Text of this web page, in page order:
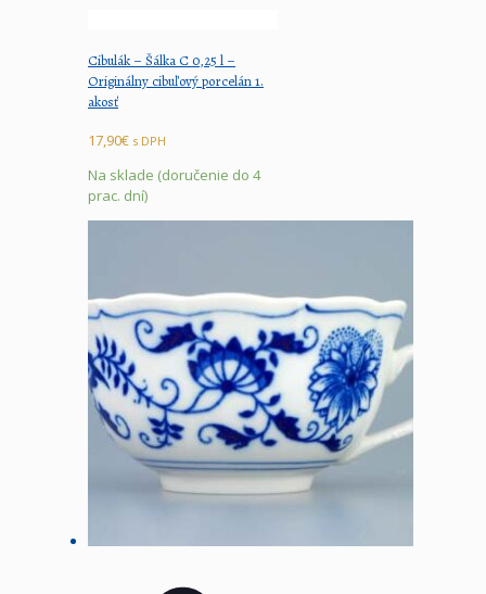
Cibulák – Šálka C 0,25 l –
Originálny cibuľový porcelán 1.
akosť
17,90€ s DPH
Na sklade (doručenie do 4
prac. dní)